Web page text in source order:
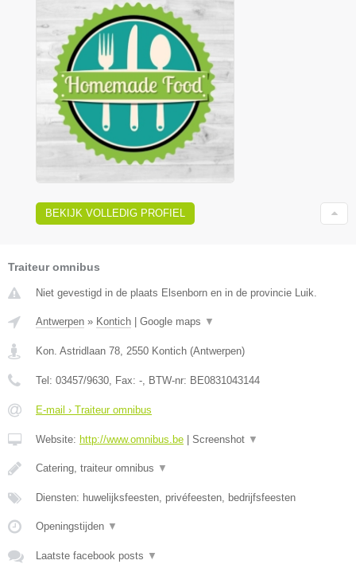
BEKIJK VOLLEDIG PROFIEL
Traiteur omnibus
Niet gevestigd in de plaats Elsenborn en in de provincie Luik.
Antwerpen » Kontich Google maps ▼
Kon. Astridlaan 78, 2550 Kontich (Antwerpen)
Tel: 03457/9630, Fax: -, BTW-nr: BE0831043144
E-mail › Traiteur omnibus
Website: http://www.omnibus.be Screenshot ▼
Catering, traiteur omnibus ▼
Diensten: huwelijksfeesten, privéfeesten, bedrijfsfeesten
Openingstijden ▼
Laatste facebook posts ▼